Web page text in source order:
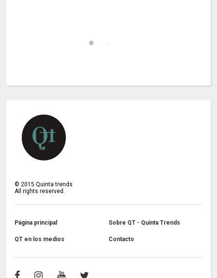
©2015 Quinta trends
All rights reserved.
Página principal Sobre QT - Quinta Trends
QT en los medios Contacto